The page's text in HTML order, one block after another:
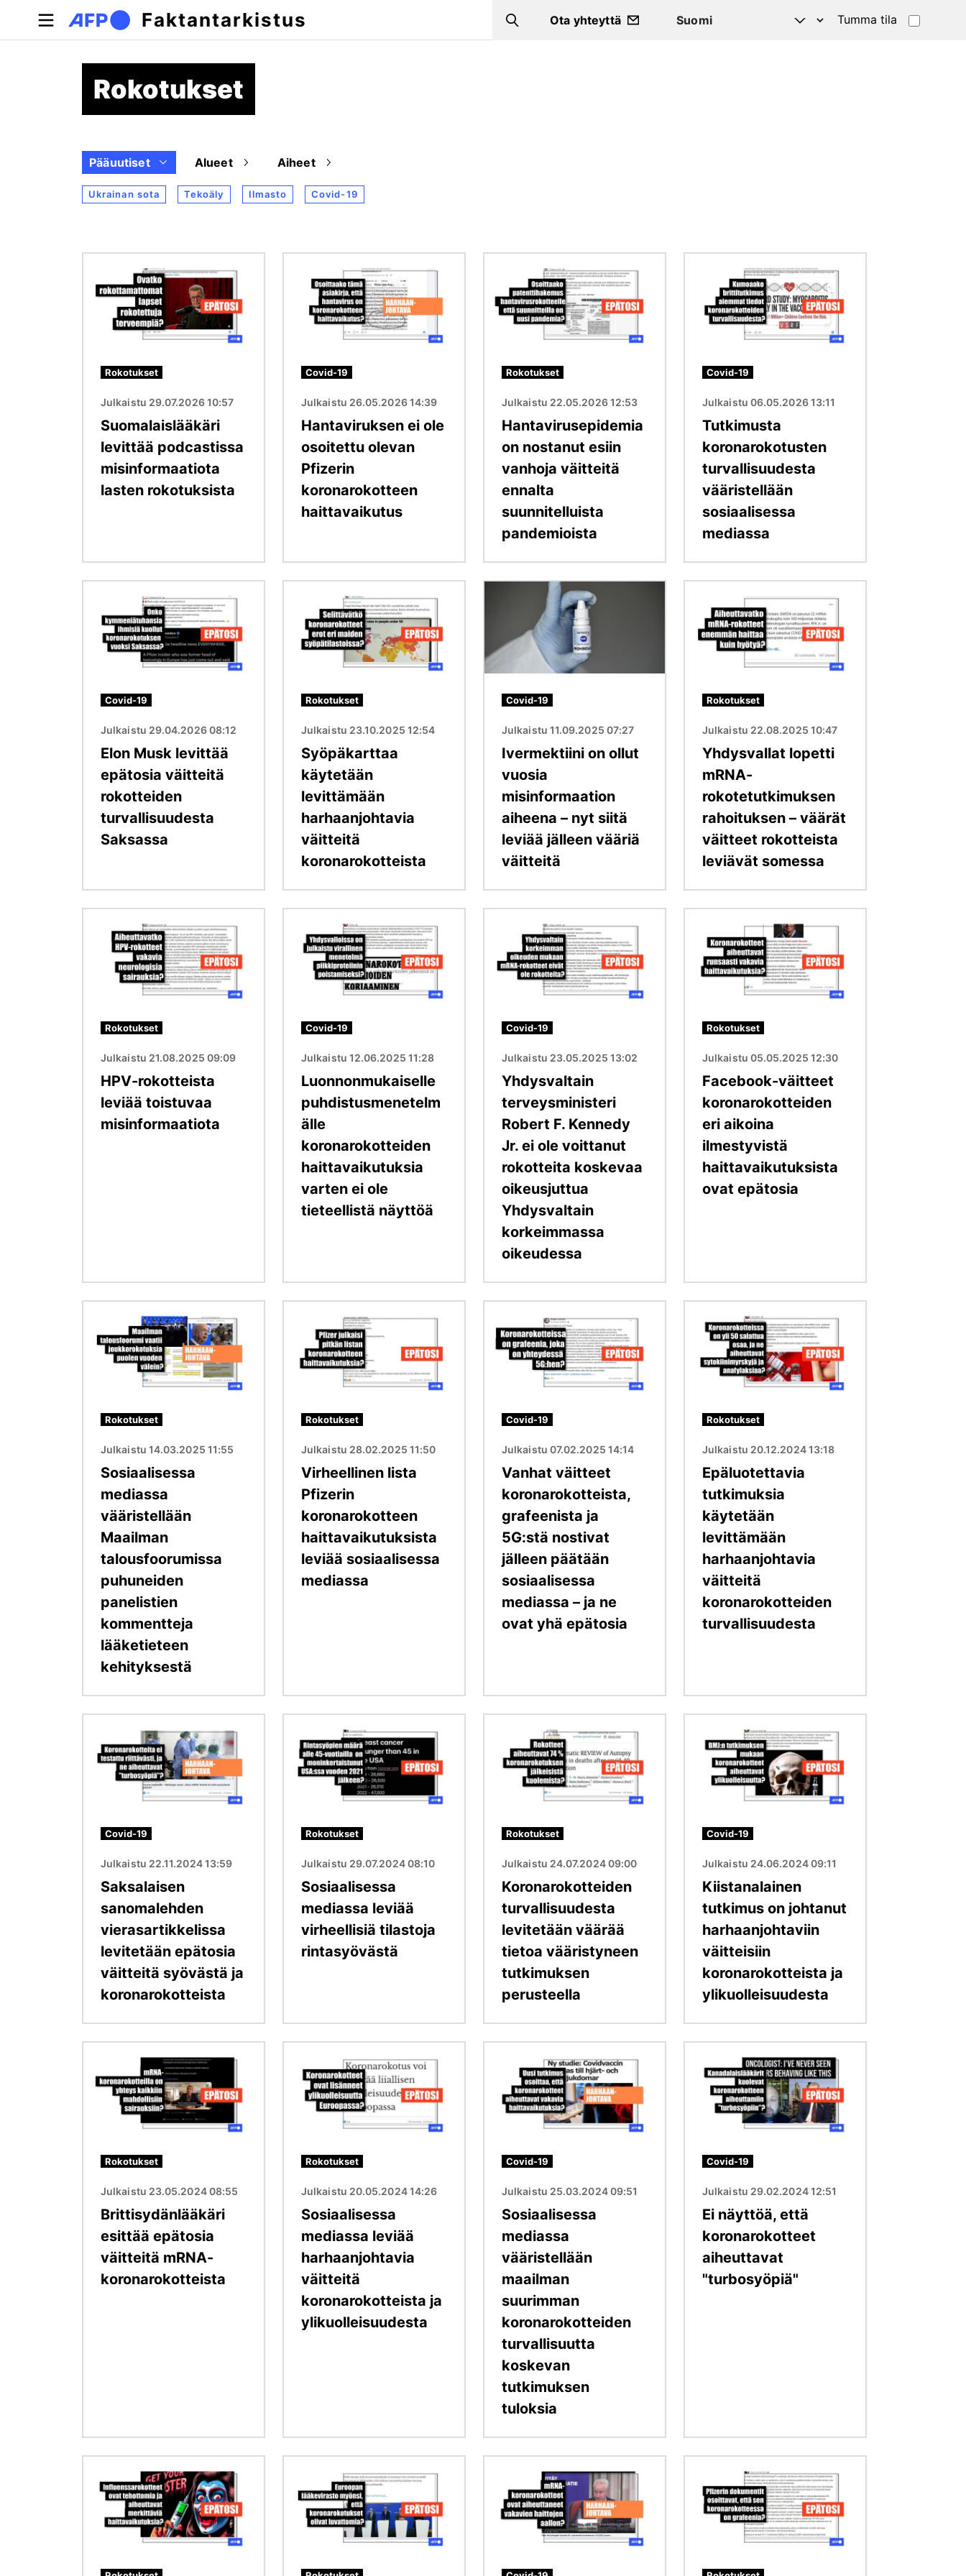
Hyppää pääsisältöön
Faktantarkistus Search
Ota yhteyttä Tumma tila
Rokotukset
Pääuutiset Alueet Aiheet
Ukrainan sota Tekoäly Ilmasto Covid-19
Rokotukset
Julkaistu 29.07.2026 10:57
Suomalaislääkäri
levittää podcastissa
misinformaatiota
lasten rokotuksista
Covid-19
Julkaistu 26.05.2026 14:39
Hantaviruksen ei ole
osoitettu olevan
Pfizerin
koronarokotteen
haittavaikutus
Rokotukset
Julkaistu 22.05.2026 12:53
Hantavirusepidemia
on nostanut esiin
vanhoja väitteitä
ennalta
suunnitelluista
pandemioista
Covid-19
Julkaistu 06.05.2026 13:11
Tutkimusta
koronarokotusten
turvallisuudesta
vääristellään
sosiaalisessa
mediassa
Covid-19
Julkaistu 29.04.2026 08:12
Elon Musk levittää
epätosia väitteitä
rokotteiden
turvallisuudesta
Saksassa
Rokotukset
Julkaistu 23.10.2025 12:54
Syöpäkarttaa
käytetään
levittämään
harhaanjohtavia
väitteitä
koronarokotteista
Covid-19
Julkaistu 11.09.2025 07:27
Ivermektiini on ollut
vuosia
misinformaation
aiheena – nyt siitä
leviää jälleen vääriä
väitteitä
Rokotukset
Julkaistu 22.08.2025 10:47
Yhdysvallat lopetti
mRNA-
rokotetutkimuksen
rahoituksen – väärät
väitteet rokotteista
leviävät somessa
Rokotukset
Julkaistu 21.08.2025 09:09
HPV-rokotteista
leviää toistuvaa
misinformaatiota
Covid-19
Julkaistu 12.06.2025 11:28
Luonnonmukaiselle
puhdistusmenetelm
älle
koronarokotteiden
haittavaikutuksia
varten ei ole
tieteellistä näyttöä
Covid-19
Julkaistu 23.05.2025 13:02
Yhdysvaltain
terveysministeri
Robert F. Kennedy
Jr. ei ole voittanut
rokotteita koskevaa
oikeusjuttua
Yhdysvaltain
korkeimmassa
oikeudessa
Rokotukset
Julkaistu 05.05.2025 12:30
Facebook-väitteet
koronarokotteiden
eri aikoina
ilmestyvistä
haittavaikutuksista
ovat epätosia
Rokotukset
Julkaistu 14.03.2025 11:55
Sosiaalisessa
mediassa
vääristellään
Maailman
talousfoorumissa
puhuneiden
panelistien
kommentteja
lääketieteen
kehityksestä
Rokotukset
Julkaistu 28.02.2025 11:50
Virheellinen lista
Pfizerin
koronarokotteen
haittavaikutuksista
leviää sosiaalisessa
mediassa
Covid-19
Julkaistu 07.02.2025 14:14
Vanhat väitteet
koronarokotteista,
grafeenista ja
5G:stä nostivat
jälleen päätään
sosiaalisessa
mediassa – ja ne
ovat yhä epätosia
Rokotukset
Julkaistu 20.12.2024 13:18
Epäluotettavia
tutkimuksia
käytetään
levittämään
harhaanjohtavia
väitteitä
koronarokotteiden
turvallisuudesta
Covid-19
Julkaistu 22.11.2024 13:59
Saksalaisen
sanomalehden
vierasartikkelissa
levitetään epätosia
väitteitä syövästä ja
koronarokotteista
Rokotukset
Julkaistu 29.07.2024 08:10
Sosiaalisessa
mediassa leviää
virheellisiä tilastoja
rintasyövästä
Rokotukset
Julkaistu 24.07.2024 09:00
Koronarokotteiden
turvallisuudesta
levitetään väärää
tietoa vääristyneen
tutkimuksen
perusteella
Covid-19
Julkaistu 24.06.2024 09:11
Kiistanalainen
tutkimus on johtanut
harhaanjohtaviin
väitteisiin
koronarokotteista ja
ylikuolleisuudesta
Rokotukset
Julkaistu 23.05.2024 08:55
Brittisydänlääkäri
esittää epätosia
väitteitä mRNA-
koronarokotteista
Rokotukset
Julkaistu 20.05.2024 14:26
Sosiaalisessa
mediassa leviää
harhaanjohtavia
väitteitä
koronarokotteista ja
ylikuolleisuudesta
Covid-19
Julkaistu 25.03.2024 09:51
Sosiaalisessa
mediassa
vääristellään
maailman
suurimman
koronarokotteiden
turvallisuutta
koskevan
tutkimuksen
tuloksia
Covid-19
Julkaistu 29.02.2024 12:51
Ei näyttöä, että
koronarokotteet
aiheuttavat
"turbosyöpiä"